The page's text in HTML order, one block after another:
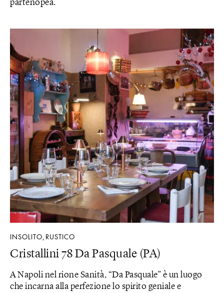
partenopea.
INSOLITO, RUSTICO
Cristallini 78 Da Pasquale (PA)
A Napoli nel rione Sanità, “Da Pasquale” è un luogo
che incarna alla perfezione lo spirito geniale e